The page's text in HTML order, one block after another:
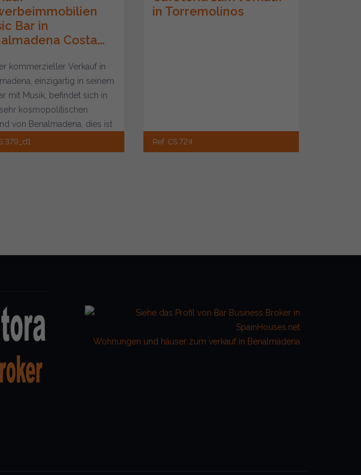
Bar in
Costa...
kommerzieller Verkauf in
einzigartig in seinem
mit Musik, befindet sich in
kosmopolitischen
von Benalmadena, dies ist
379_d1
in Torremolinos
Ref. CS 724
Wohnungen und häuser zum verkauf in Benalmádena